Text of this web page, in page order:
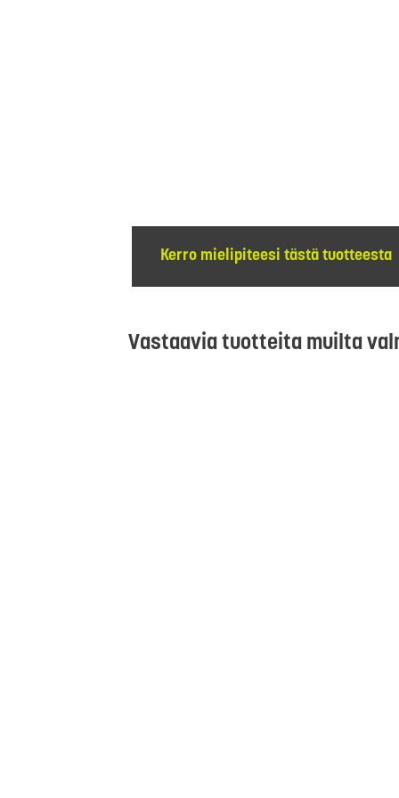
Kerro mielipiteesi tästä tuotteesta
Vastaavia tuotteita muilta